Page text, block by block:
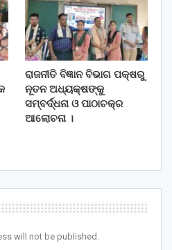
ରାଜନୀତି ବିଜ୍ଞାନ ବିଭାଗ ପକ୍ଷରୁ
ନୂତନ ଅଧ୍ୟକ୍ଷଙ୍କୁ
ସମ୍ବର୍ଦ୍ଧନା ଓ ପାଠାଚକ୍ର
ଆଲୋଚନା ।
will not be published.